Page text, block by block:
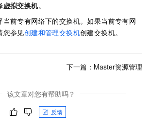
虚拟交换机。
前专有网络下的交换机。如果当前专有网
您参见创建和管理交换机创建交换机。
下一篇： Master资源管理
该文章对您有帮助吗？
反馈